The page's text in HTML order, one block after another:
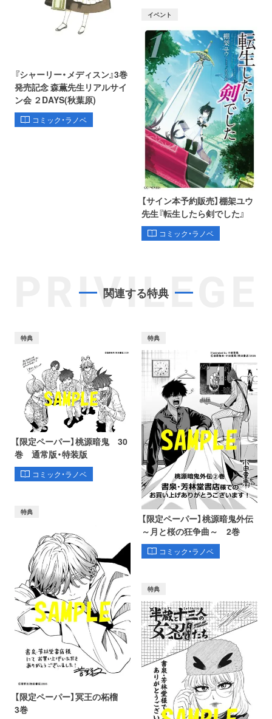
『シャーリー・メディスン』3巻
発売記念 森薫先生リアルサイ
ン会 ２DAYS(秋葉原)
コミック・ラノベ
イベント
【サイン本予約販売】棚架ユウ
先生『転生したら剣でした』
コミック・ラノベ
PRIVILEGE
関連する特典
特典
【限定ペーパー】桃源暗鬼 30
巻 通常版・特装版
コミック・ラノベ
特典
【限定ペーパー】桃源暗鬼外伝
～月と桜の狂争曲～ 2巻
コミック・ラノベ
特典
【限定ペーパー】冥王の柘榴
3巻
特典